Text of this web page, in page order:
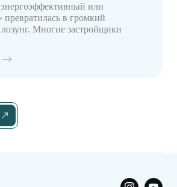
или
в громкий
Многие застройщики